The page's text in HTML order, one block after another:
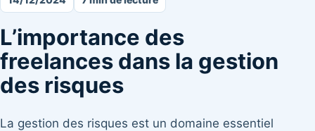
L’importance des
freelances dans la gestion
des risques
La gestion des risques est un domaine essentiel